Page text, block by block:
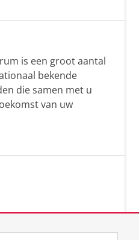
is een groot aantal
bekende
die samen met u
van uw